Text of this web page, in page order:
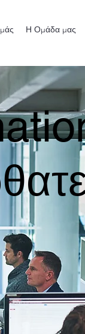
Η Ομάδα μας